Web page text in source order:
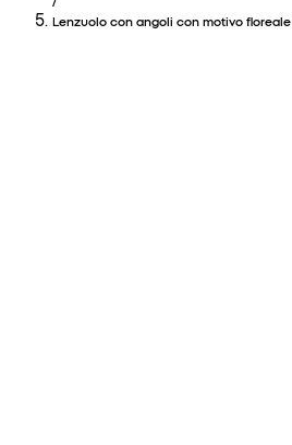
Lenzuolo con angoli con motivo floreale